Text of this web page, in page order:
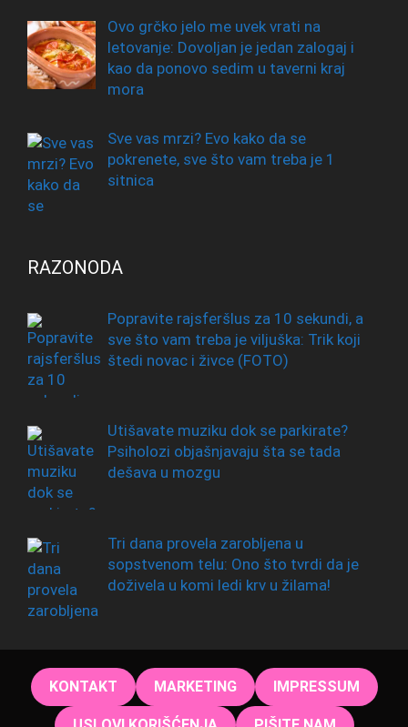
Ovo grčko jelo me uvek vrati na
letovanje: Dovoljan je jedan zalogaj i
kao da ponovo sedim u taverni kraj
mora
Sve vas mrzi? Evo kako da se
pokrenete, sve što vam treba je 1
sitnica
RAZONODA
Popravite rajsferšlus za 10 sekundi, a
sve što vam treba je viljuška: Trik koji
štedi novac i živce (FOTO)
Utišavate muziku dok se parkirate?
Psiholozi objašnjavaju šta se tada
dešava u mozgu
Tri dana provela zarobljena u
sopstvenom telu: Ono što tvrdi da je
doživela u komi ledi krv u žilama!
KONTAKT MARKETING IMPRESSUM